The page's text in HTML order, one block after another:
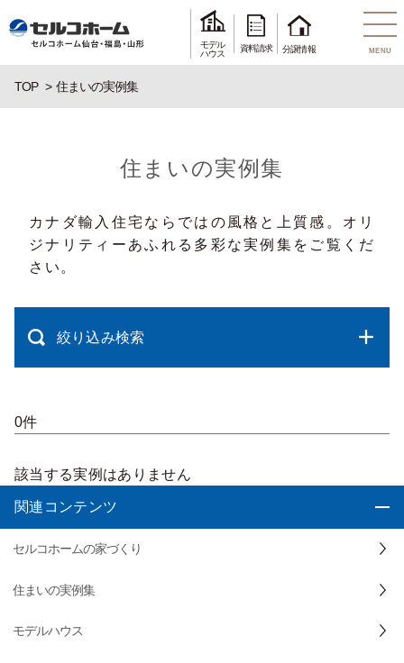
モデル
ハウス
資料請求 分譲情報 MENU
TOP 住まいの実例集
住まいの実例集
カナダ輸入住宅ならではの風格と上質感。オリ
ジナリティーあふれる多彩な実例集をご覧くだ
さい。
絞り込み検索
0件
該当する実例はありません
関連コンテンツ
セルコホームの家づくり
住まいの実例集
モデルハウス